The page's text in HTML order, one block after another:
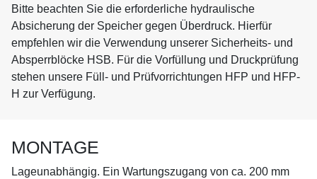
Bitte beachten Sie die erforderliche hydraulische
Absicherung der Speicher gegen Überdruck. Hierfür
empfehlen wir die Verwendung unserer Sicherheits- und
Absperrblöcke HSB. Für die Vorfüllung und Druckprüfung
stehen unsere Füll- und Prüfvorrichtungen HFP und HFP-
H zur Verfügung.
MONTAGE
Lageunabhängig. Ein Wartungszugang von ca. 200 mm